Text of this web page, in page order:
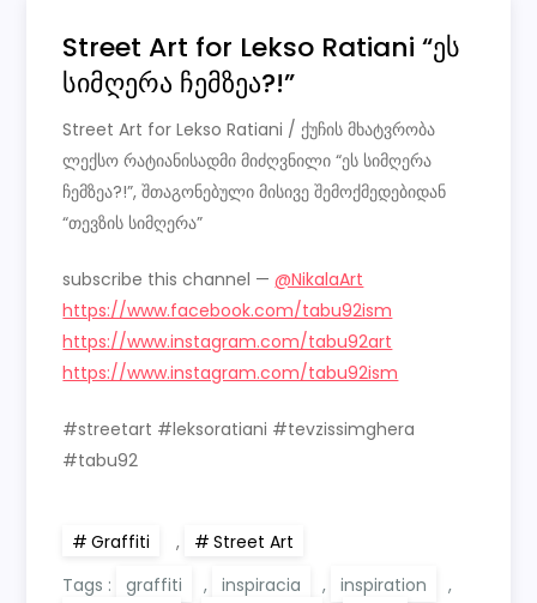
Street Art for Lekso Ratiani “ეს
სიმღერა ჩემზეა?!”
Street Art for Lekso Ratiani / ქუჩის მხატვრობა
ლექსო რატიანისადმი მიძღვნილი “ეს სიმღერა
ჩემზეა?!”, შთაგონებული მისივე შემოქმედებიდან
“თევზის სიმღერა”
subscribe this channel —@NikalaArt
https://www.facebook.com/tabu92ism
https://www.instagram.com/tabu92art
https://www.instagram.com/tabu92ism
#streetart #leksoratiani #tevzissimghera
#tabu92
Graffiti ,
Street Art
Tags :
graffiti , inspiracia , inspiration
,